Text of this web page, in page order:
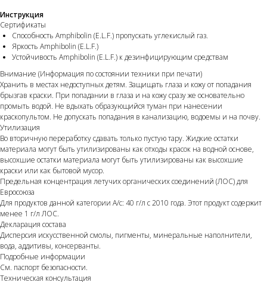
Инструкция
Сертификаты
Способность Amphibolin (E.L.F.) пропускать углекислый газ.
Яркость Amphibolin (E.L.F.)
Устойчивость Amphibolin (E.L.F.) к дезинфицирующим средствам
Внимание (Информация по состоянии техники при печати)
Хранить в местах недоступных детям. Защищать глаза и кожу от попадания
брызгав краски. При попадании в глаза и на кожу сразу же основательно
промыть водой. Не вдыхать образующийся туман при нанесении
краскопультом. Не допускать попадания в канализацию, водоемы и на почву.
Утилизация
Во вторичную переработку сдавать только пустую тару. Жидкие остатки
материала могут быть утилизированы как отходы красок на водной основе,
высохшие остатки материала могут быть утилизированы как высохшие
краски или как бытовой мусор.
Предельная концентрация летучих органических соединений (ЛОС) для
Евросоюза
Для продуктов данной категории A/с: 40 г/л с 2010 года. Этот продукт содержит
менее 1 г/л ЛОС.
Декларация состава
Дисперсия искусственной смолы, пигменты, минеральные наполнители,
вода, аддитивы, консерванты.
Подробные информации
См. паспорт безопасности.
Техническая консультация